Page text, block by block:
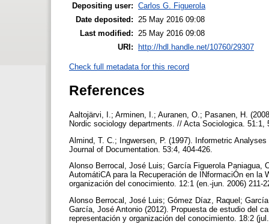
Depositing user: Carlos G. Figuerola
Date deposited:
25 May 2016 09:08
Last modified:
25 May 2016 09:08
URI:
http://hdl.handle.net/10760/29307
Check full metadata for this record
References
Aaltojärvi, I.; Arminen, I.; Auranen, O.; Pasanen, H.
Nordic sociology departments. // Acta Sociologica. 51:1,
Almind, T. C.; Ingwersen, P. (1997). Informetric
Journal of Documentation. 53:4, 404-426.
Alonso Berrocal, José Luis; García Figuerola Paniagua,
AutomátiCA para la Recuperación de INformaciÓn en
organización del conocimiento. 12:1 (en.-jun. 2006) 211-
Alonso Berrocal, José Luis; Gómez Díaz, Raquel;
García, José Antonio (2012). Propuesta de estudio del
representación y organización del conocimiento. 18:2